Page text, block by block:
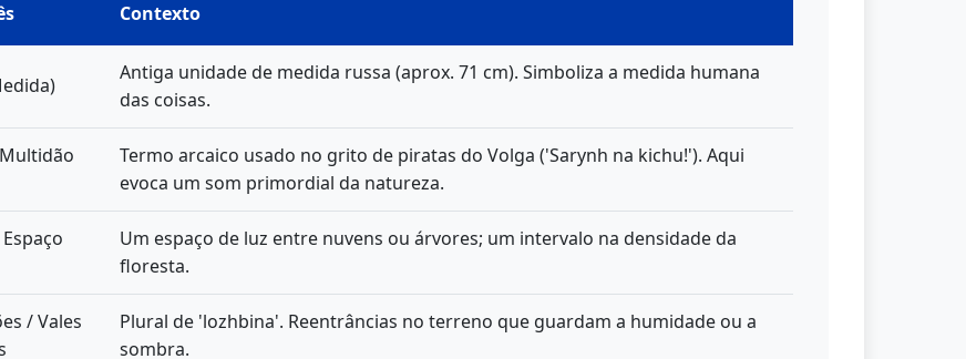
Contexto
Antiga unidade de medida russa (aprox. 71 cm). Simboliza a medida humana
das coisas.
Termo arcaico usado no grito de piratas do Volga ('Sarynh na kichu!'). Aqui
evoca um som primordial da natureza.
Um espaço de luz entre nuvens ou árvores; um intervalo na densidade da
floresta.
/ Vales
Plural de 'lozhbina'. Reentrâncias no terreno que guardam a humidade ou a
sombra.